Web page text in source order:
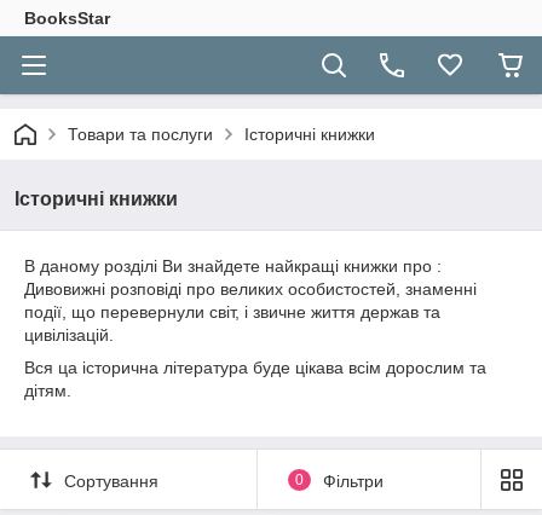
BooksStar
Товари та послуги Історичні книжки
Історичні книжки
В даному розділі Ви знайдете найкращі книжки про :
Дивовижні розповіді про великих особистостей, знаменні
події, що перевернули світ, і звичне життя держав та
цивілізацій.
Вся ца історична література буде цікава всім дорослим та
дітям.
Сортування 0 Фільтри